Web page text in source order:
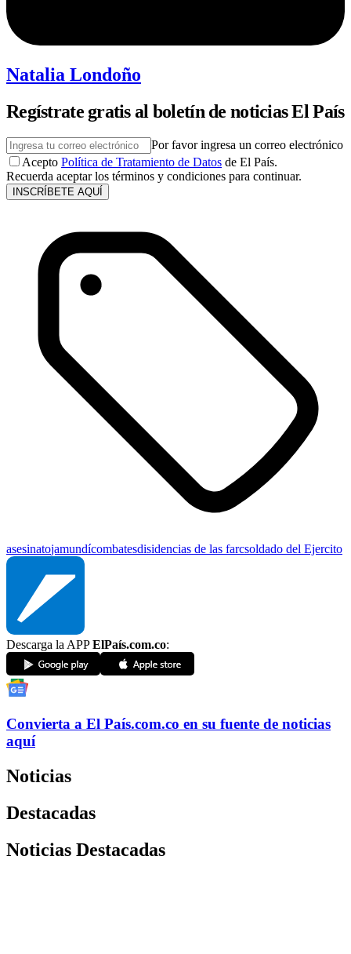
Natalia Londoño
Regístrate gratis al boletín de noticias El País
Por favor ingresa un correo electrónico
Acepto Política de Tratamiento de Datos de El País.
Recuerda aceptar los términos y condiciones para continuar.
INSCRÍBETE AQUÍ
asesinatojamundícombatesdisidencias de las farcsoldado del Ejercito
Descarga la APPElPaís.com.co:
Convierta a El País.com.co en su fuente de noticias
aquí
Noticias
Destacadas
Noticias Destacadas